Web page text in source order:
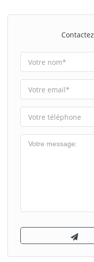
Contactez